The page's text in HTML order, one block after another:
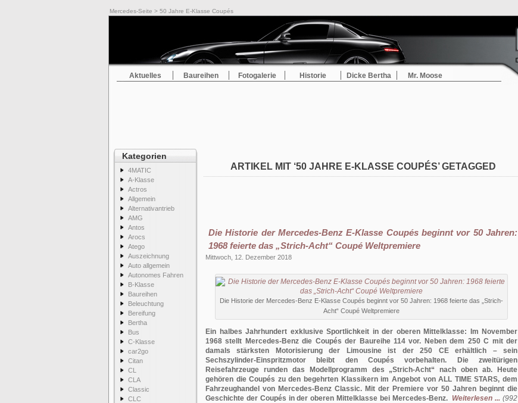
Mercedes-Seite > 50 Jahre E-Klasse Coupés
Aktuelles Baureihen Fotogalerie Historie Dicke Bertha Mr. Moose
Kategorien
4MATIC
A-Klasse
Actros
Allgemein
Alternativantrieb
AMG
Antos
Arocs
Atego
Auszeichnung
Auto allgemein
Autonomes Fahren
B-Klasse
Baureihen
Beleuchtung
Bereifung
Bertha
Bus
C-Klasse
car2go
Citan
CL
CLA
Classic
CLC
ARTIKEL MIT ‘50 JAHRE E-KLASSE COUPÉS’ GETAGGED
Die Historie der Mercedes-Benz E-Klasse Coupés beginnt vor 50 Jahren:
1968 feierte das „Strich-Acht“ Coupé Weltpremiere
Mittwoch, 12. Dezember 2018
Die Historie der Mercedes-Benz E-Klasse Coupés beginnt vor 50 Jahren: 1968 feierte das „Strich-
Acht“ Coupé Weltpremiere
Ein halbes Jahrhundert exklusive Sportlichkeit in der oberen Mittelklasse: Im November
1968 stellt Mercedes-Benz die Coupés der Baureihe 114 vor. Neben dem 250 C mit der
damals stärksten Motorisierung der Limousine ist der 250 CE erhältlich – sein
Sechszylinder-Einspritzmotor bleibt den Coupés vorbehalten. Die zweitürigen
Reisefahrzeuge runden das Modellprogramm des „Strich-Acht“ nach oben ab. Heute
gehören die Coupés zu den begehrten Klassikern im Angebot von ALL TIME STARS, dem
Fahrzeughandel von Mercedes-Benz Classic. Mit der Premiere vor 50 Jahren beginnt die
Geschichte der Coupés in der oberen Mittelklasse bei Mercedes-Benz. Weiterlesen ... (992